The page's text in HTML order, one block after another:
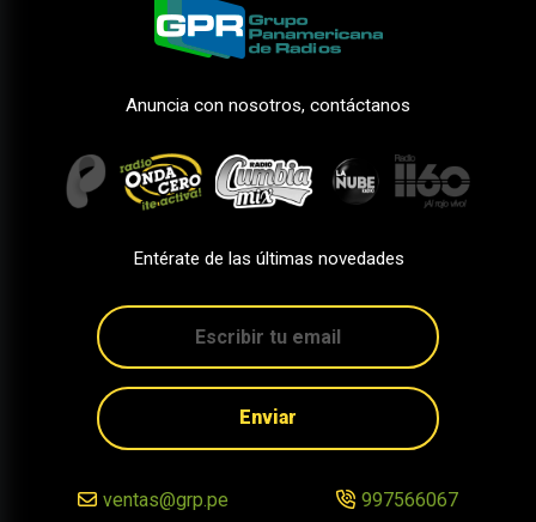
Anuncia con nosotros, contáctanos
Entérate de las últimas novedades
Enviar
ventas@grp.pe 997566067